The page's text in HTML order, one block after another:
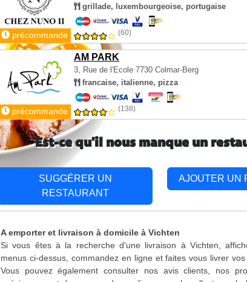
grillade, luxembourgeoise, portugaise
précommande (60)
AM PARK
3, Rue de l'Ecole 7730 Colmar-Berg
francaise, italienne, pizza
précommande (138)
Est-ce qu'il nous manque un
SUGGÉRER UN
RESTAURANT
AJOUTER UN
A emporter et livraison à domicile à Vichten
Si vous êtes à la recherche d'une livraison à Vichten,
menus ci-dessus, commandez en ligne et faites vous livrer vos
Vous pouvez également consulter nos avis clients, nos